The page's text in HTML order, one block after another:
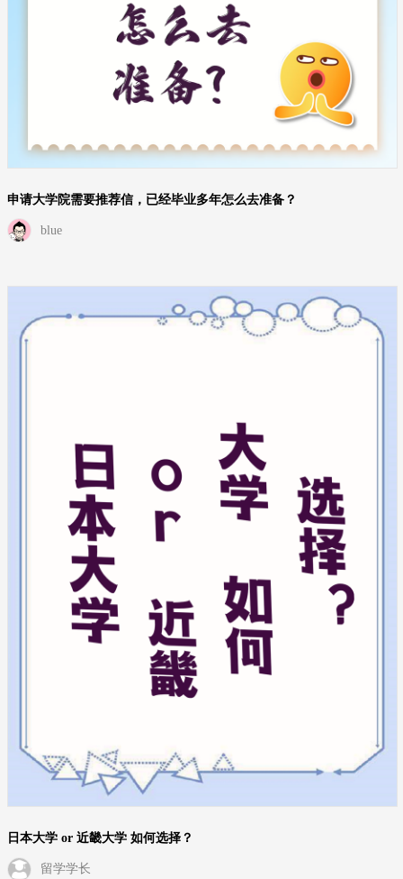
申请大学院需要推荐信，已经毕业多年怎么去准备？
blue
日本大学 or 近畿大学 如何选择？
留学学长